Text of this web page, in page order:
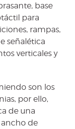
base
para
rampas,
señalética
verticales y
son los
por ello,
de una
de